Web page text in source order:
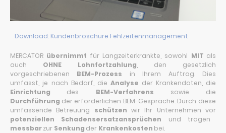
Download: Kundenbroschüre Fehlzeitenmanagement
MERCATOR übernimmt für Langzeiterkrankte, sowohl MIT als
auch OHNE Lohnfortzahlung , den gesetzlich
vorgeschriebenen BEM-Prozess in Ihrem Auftrag. Dies
umfasst, je nach Bedarf, dieAnalyse der Krankendaten, die
Einrichtung des BEM-Verfahrens sowie die
Durchführung der erforderlichen BEM-Gespräche. Durch diese
umfassende Betreuung schützen wir Ihr Unternehmen vor
potenziellen Schadensersatzansprüchen und tragen
messbarzur Senkung der Krankenkosten bei.